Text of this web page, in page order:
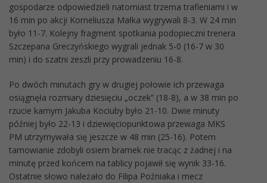
gospodarze odpowiedzieli natomiast trzema trafieniami i w
16 min po akcji Korneliusza Małka wygrywali 8-3. W 24 min
było 11-7. Kolejny fragment spotkania podopieczni trenera
Szczepana Greczyńskiego wygrali jednak 5-0 (16-7 w 30
min) i do szatni zeszli przy prowadzeniu 16-8.
Po dwóch minutach gry w drugiej połowie ich przewaga
osiągnęła rozmiary dziesięciu „oczek” (18-8), a w 38 min po
rzucie karnym Jakuba Kociuby było 21-10. Dwie minuty
później było 22-13 i dziewięciopunktowa przewaga MKS
PM utrzymywała się jeszcze w 48 min (25-16). Potem
tarnowianie zdobyli osiem bramek nie tracąc z żadnej i na
minutę przed końcem na tablicy pojawił się wynik 33-16.
Ostatnie słowo należało do Filipa Poźniaka i mecz